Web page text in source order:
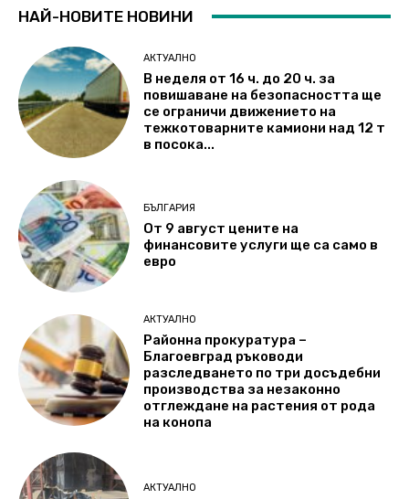
НАЙ-НОВИТЕ НОВИНИ
АКТУАЛНО
В неделя от 16 ч. до 20 ч. за
повишаване на безопасността ще
се ограничи движението на
тежкотоварните камиони над 12 т
в посока...
БЪЛГАРИЯ
От 9 август цените на
финансовите услуги ще са само в
евро
АКТУАЛНО
Районна прокуратура –
Благоевград ръководи
разследването по три досъдебни
производства за незаконно
отглеждане на растения от рода
на конопа
АКТУАЛНО